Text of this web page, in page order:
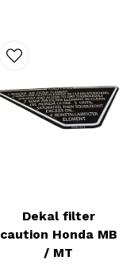
Dekal filter
caution Honda MB
/ MT